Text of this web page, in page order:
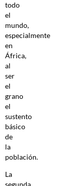
todo
el
mundo,
especialmente
en
África,
al
ser
el
grano
el
sustento
básico
de
la
población.
La